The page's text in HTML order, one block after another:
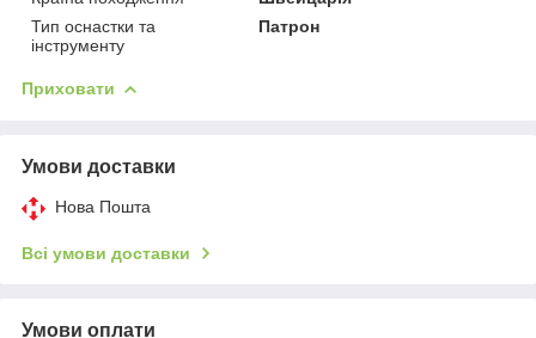
Тип оснастки та
інструменту
Патрон
Приховати
Умови доставки
Нова Пошта
Всі умови доставки
Умови оплати